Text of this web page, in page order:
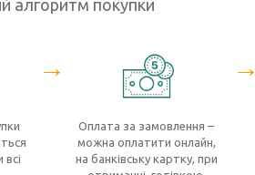
алгоритм покупки
→
Оплата за замовлення –
можна оплатити онлайн,
на банківську картку, при
→